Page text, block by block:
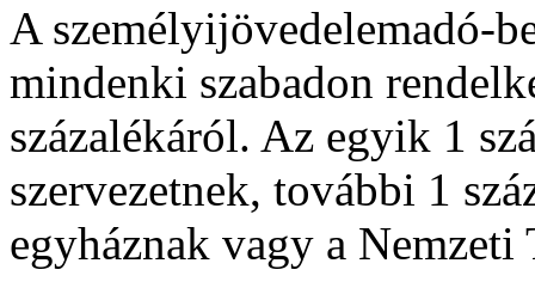
A személyijövedelemadó-
mindenki szabadon
százalékáról. Az egyik 1
szervezetnek, további 1
egyháznak vagy a Nemzeti